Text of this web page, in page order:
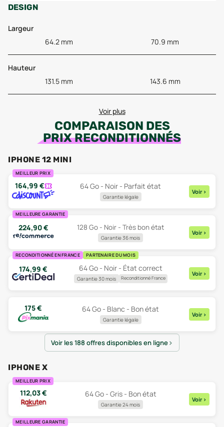
DESIGN
Largeur
64.2 mm
70.9 mm
Hauteur
131.5 mm
143.6 mm
Voir plus
COMPARAISON DES
PRIX RECONDITIONNÉS
IPHONE 12 MINI
MEILLEUR PRIX
164,99 € 64 Go - Noir - Parfait état
Garantie légale
Voir >
MEILLEURE GARANTIE
224,90€ 128 Go - Noir - Très bon état
Garantie 36 mois
Voir >
RECONDITIONNÉ EN FRANCE PARTENAIRE DU MOIS
174,99 € 64 Go - Noir - État correct
Garantie 30 mois Reconditionné France
Voir >
175€ 64 Go - Blanc - Bon état
Garantie légale
Voir >
Voir les 188 offres disponibles en ligne
IPHONE X
MEILLEUR PRIX
112,03€ 64 Go - Gris - Bon état
Garantie 24 mois
Voir >
MEILLEURE GARANTIE